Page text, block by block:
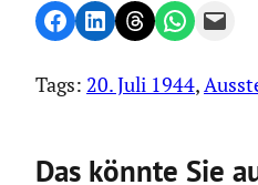
Share on Facebook
Share on LinkedIn
Share on Threads
Share onEmail this Page
Tags: 20. Juli 1944,
Das könnte Sie